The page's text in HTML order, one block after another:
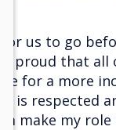
for us to go
proud that
for a more
is respected
make my